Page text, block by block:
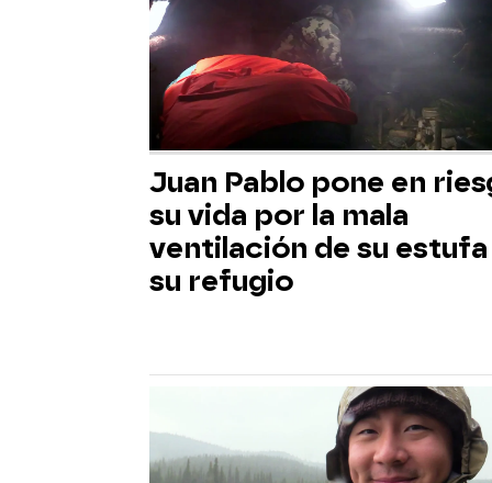
Juan Pablo pone en
su vida por la mala
ventilación de su estufa
su refugio